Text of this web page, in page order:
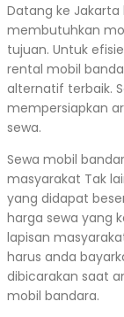
Datang ke
membutuhkan
tujuan. Untuk
rental mobil
alternatif terbaik.
mempersiapkan
sewa.
Sewa mobil
masyarakat Tak
yang didapat
harga sewa yang
lapisan
harus anda
dibicarakan saat
mobil bandara.